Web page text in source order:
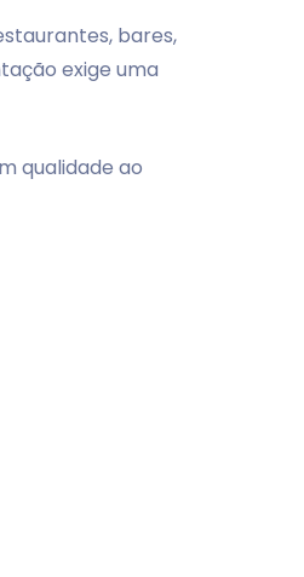
bares,
exige uma
qualidade ao